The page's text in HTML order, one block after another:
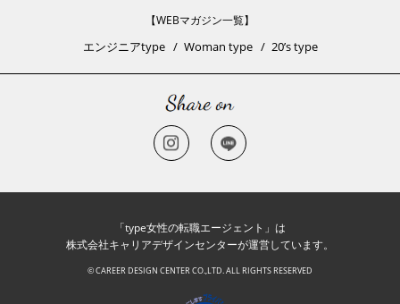
【WEBマガジン一覧】
エンジニアtype Woman type 20’s type
「type女性の転職エージェント」は
株式会社キャリアデザインセンターが運営しています。
© CAREER DESIGN CENTER CO.,LTD. ALL RIGHTS RESERVED